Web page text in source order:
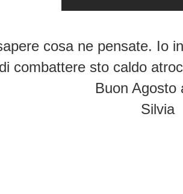
cosa ne pensate. Io
combattere sto caldo
Buon Agosto
Silvia